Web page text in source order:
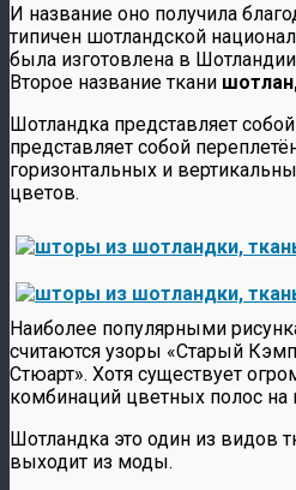
И название оно получила
типичен шотландской
была изготовлена в
Второе название ткани
Шотландка представляет
представляет собой
горизонтальных и
цветов.
Наиболее популярными
считаются узоры «Старый
Стюарт». Хотя существует
комбинаций цветных полос на
Шотландка это один из видов
выходит из моды.